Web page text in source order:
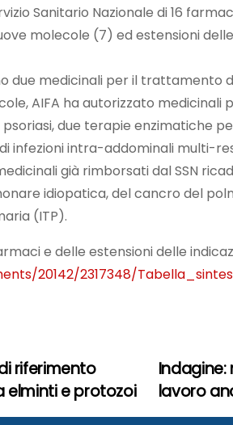
Sanitario Nazionale di 16
molecole (7) ed estensioni
due medicinali per il trattamento
AIFA ha autorizzato
due terapie enzimatiche
infezioni intra-addominali multi-
già rimborsati dal SSN
idiopatica, del cancro del
(ITP).
e delle estensioni delle
20142/2317348/
Indagine:
lavoro
riferimento
elminti e protozoi